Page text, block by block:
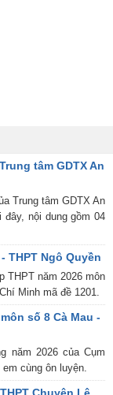
tâm GDTX An
Trung tâm GDTX An
nội dung gồm 04
THPT Ngô Quyền
THPT năm 2026 môn
Minh mã đề 1201.
số 8 Cà Mau -
năm 2026 của Cụm
cùng ôn luyện.